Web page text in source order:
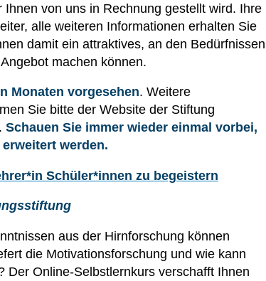
von uns in Rechnung gestellt wird. Ihre
alle weiteren Informationen erhalten Sie
damit ein attraktives, an den Bedürfnissen
machen können.
Monaten vorgesehen. Weitere
Sie bitte der Website der Stiftung
. Schauen Sie immer wieder einmal vorbei,
werden.
Schüler*innen zu begeistern
aus der Hirnforschung können
die Motivationsforschung und wie kann
Der Online-Selbstlernkurs verschafft Ihnen